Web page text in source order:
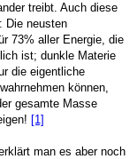
treibt. Auch diese
Die neusten
73% aller Energie, die
ist; dunkle Materie
die eigentliche
können,
gesamte Masse
[1]
man es aber noch